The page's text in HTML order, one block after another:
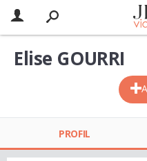
Elise GOURRI
PROFIL